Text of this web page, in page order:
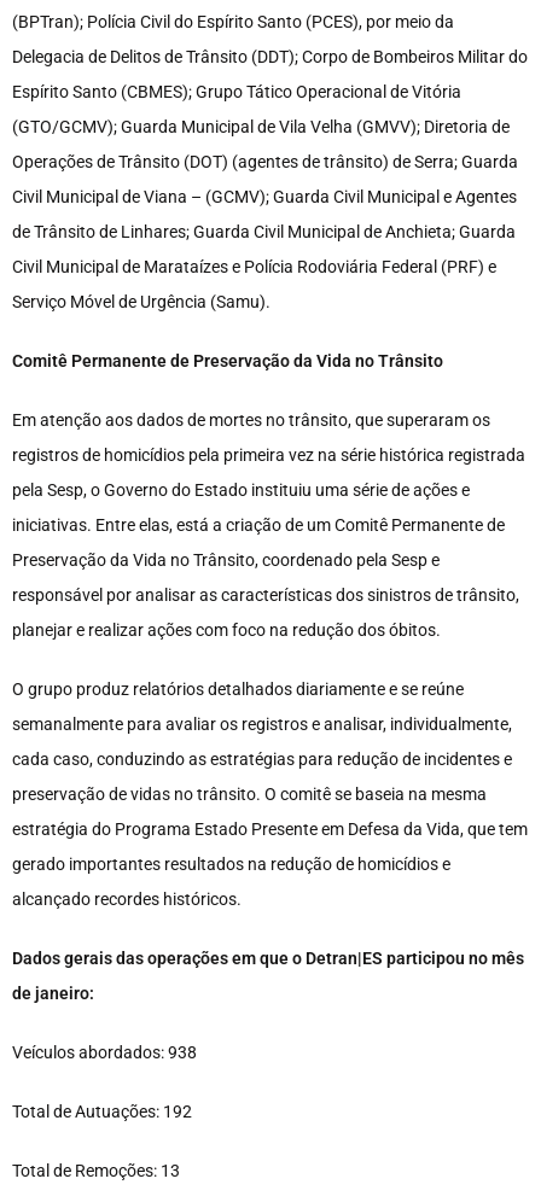
(BPTran); Polícia Civil do Espírito Santo (PCES), por meio da
Delegacia de Delitos de Trânsito (DDT); Corpo de Bombeiros Militar do
Espírito Santo (CBMES); Grupo Tático Operacional de Vitória
(GTO/GCMV); Guarda Municipal de Vila Velha (GMVV); Diretoria de
Operações de Trânsito (DOT) (agentes de trânsito) de Serra; Guarda
Civil Municipal de Viana – (GCMV); Guarda Civil Municipal e Agentes
de Trânsito de Linhares; Guarda Civil Municipal de Anchieta; Guarda
Civil Municipal de Marataízes e Polícia Rodoviária Federal (PRF) e
Serviço Móvel de Urgência (Samu).
Comitê Permanente de Preservação da Vida no Trânsito
Em atenção aos dados de mortes no trânsito, que superaram os
registros de homicídios pela primeira vez na série histórica registrada
pela Sesp, o Governo do Estado instituiu uma série de ações e
iniciativas. Entre elas, está a criação de um Comitê Permanente de
Preservação da Vida no Trânsito, coordenado pela Sesp e
responsável por analisar as características dos sinistros de trânsito,
planejar e realizar ações com foco na redução dos óbitos.
O grupo produz relatórios detalhados diariamente e se reúne
semanalmente para avaliar os registros e analisar, individualmente,
cada caso, conduzindo as estratégias para redução de incidentes e
preservação de vidas no trânsito. O comitê se baseia na mesma
estratégia do Programa Estado Presente em Defesa da Vida, que tem
gerado importantes resultados na redução de homicídios e
alcançado recordes históricos.
Dados gerais das operações em que o Detran|ES participou no mês
de janeiro:
Veículos abordados: 938
Total de Autuações: 192
Total de Remoções: 13